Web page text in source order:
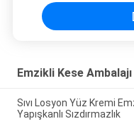
Emzikli Kese Ambalajı
Sıvı Losyon Yüz Kremi
Yapışkanlı Sızdırmazlık